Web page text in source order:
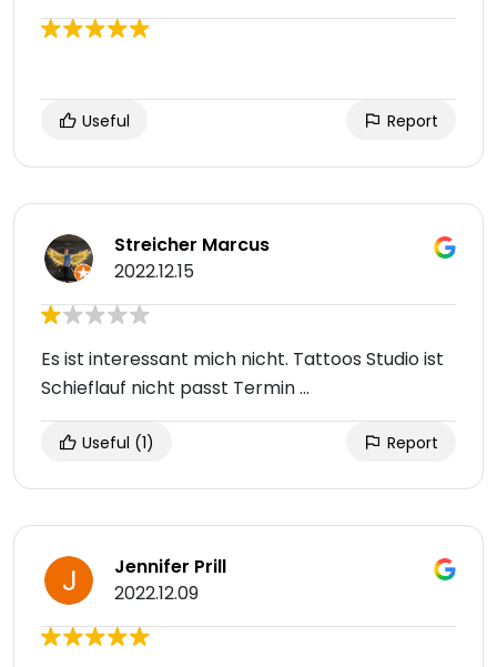
Useful Report
Streicher Marcus
2022.12.15
Es ist interessant mich nicht. Tattoos Studio ist
Schieflauf nicht passt Termin ...
Useful (1) Report
Jennifer Prill
2022.12.09